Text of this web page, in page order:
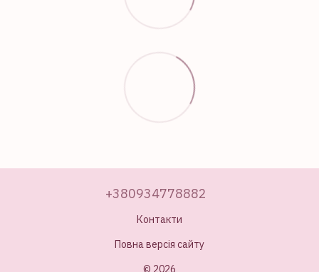
+380934778882
Контакти
Повна версія сайту
© 2026